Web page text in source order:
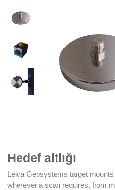
Hedef altlığı
Leica Geosystems target
wherever a scan requires, from